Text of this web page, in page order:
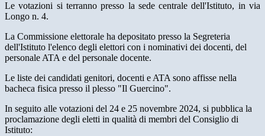
Le votazioni si terranno presso la sede centrale dell'Istituto, in via
Longo n. 4.
La Commissione elettorale ha depositato presso la Segreteria
dell'Istituto l'elenco degli elettori con i nominativi dei docenti, del
personale ATA e del personale docente.
Le liste dei candidati genitori, docenti e ATA sono affisse nella
bacheca fisica presso il plesso "Il Guercino".
In seguito alle votazioni del 24 e 25 novembre 2024, si pubblica la
proclamazione degli eletti in qualità di membri del Consiglio di
Istituto: